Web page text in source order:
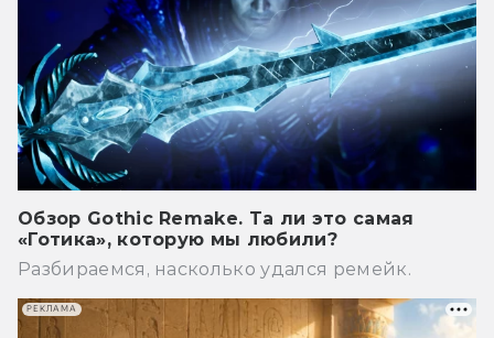
Обзор Gothic Remake. Та ли это самая
«Готика», которую мы любили?
Разбираемся, насколько удался ремейк.
РЕКЛАМА